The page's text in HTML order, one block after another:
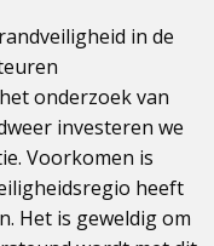
in de
onderzoek van
investeren we
Voorkomen is
heeft
Het is geweldig om